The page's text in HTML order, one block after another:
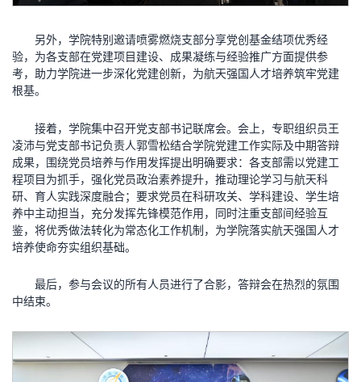
另外，学院特别邀请喷雾燃烧支部分享党创基金结项优秀经
验，为各支部在党建项目建设、成果凝练与经验推广方面提供参
考，助力学院进一步深化党建创新，为航天强国人才培养筑牢党建
根基。
接着，学院集中召开党支部书记联席会。会上，专职组织员王
凌沛与党支部书记负责人郭雪松结合学院党建工作实际及中期答辩
成果，围绕党员培养与作用发挥提出明确要求：各支部需以党建工
程项目为抓手，强化党员政治素养提升，推动理论学习与航天科
研、育人实践深度融合；要求党员在科研攻关、学科建设、学生培
养中主动担当，充分发挥先锋模范作用，同时注重支部间经验互
鉴，将优秀做法转化为常态化工作机制，为学院落实航天强国人才
培养使命夯实组织基础。
最后，参与会议的所有人员进行了合影，答辩会在热烈的氛围
中结束。